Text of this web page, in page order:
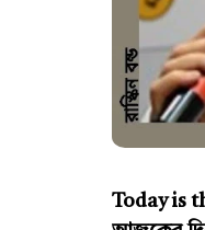
Today is